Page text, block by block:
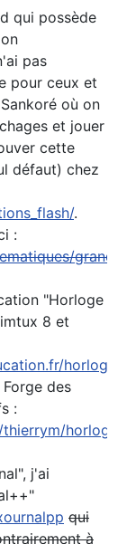
qui possède
pas
pour ceux et
où on
et jouer
cette
défaut) chez
.
:
"Horloge
8 et
horloge-
des
:
horloge-
j'ai
qui
à